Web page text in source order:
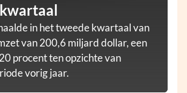
in het tweede kwartaal van
van 200,6 miljard dollar, een
procent ten opzichte van
vorig jaar.